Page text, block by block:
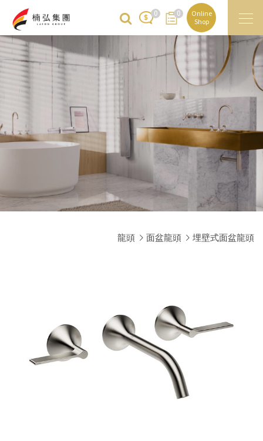
0 0
Online
Shop
龍頭 面盆龍頭 埋壁式面盆龍頭